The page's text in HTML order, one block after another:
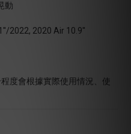
動
2022, 2020 Air 10.9''
度會根據實際使用情況、使